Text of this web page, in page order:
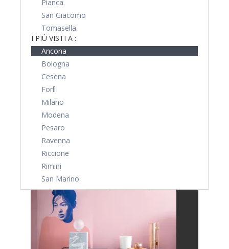
Pianca
San Giacomo
Tomasella
I PIÙ VISTI A :
Ancona
Bologna
Cesena
Forlì
Milano
Modena
Pesaro
Ravenna
Riccione
Rimini
San Marino